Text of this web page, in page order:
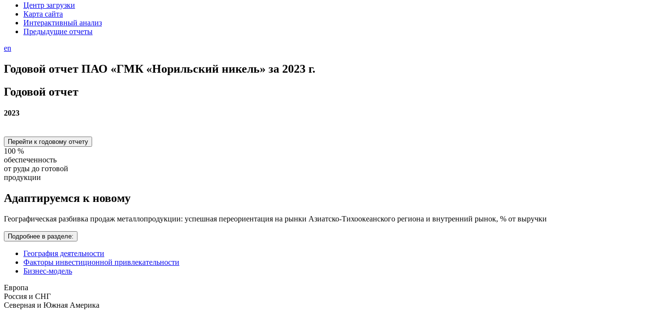
Центр загрузки
Карта сайта
Интерактивный анализ
Предыдущие отчеты
en
Годовой отчет ПАО «ГМК «Норильский никель» за 2023 г.
Годовой отчет
2023
Перейти к годовому отчету
100 %
обеспеченность
от руды до готовой
продукции
Адаптируемся к новому
Географическая разбивка продаж металлопродукции: успешная переориентация на рынки Азиатско-Тихоокеанского региона и внутренний рынок, % от выручки
Подробнее в разделе:
География деятельности
Факторы инвестиционной привлекательности
Бизнес-модель
Европа
Россия и СНГ
Северная и Южная Америка